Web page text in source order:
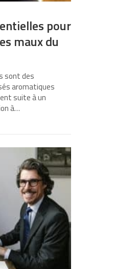
pour
maux du
sont des
aromatiques
suite à un
à…